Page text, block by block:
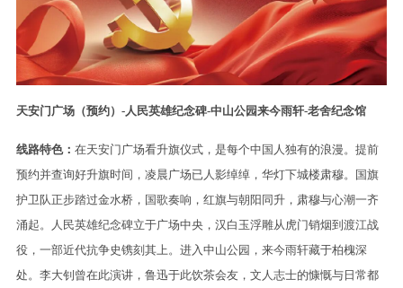
天安门广场（预约）-人民英雄纪念碑-中山公园来今雨轩-老舍纪念馆
线路特色： 在天安门广场看升旗仪式，是每个中国人独有的浪漫。提前
预约并查询好升旗时间，凌晨广场已人影绰绰，华灯下城楼肃穆。国旗
护卫队正步踏过金水桥，国歌奏响，红旗与朝阳同升，肃穆与心潮一齐
涌起。人民英雄纪念碑立于广场中央，汉白玉浮雕从虎门销烟到渡江战
役，一部近代抗争史镌刻其上。进入中山公园，来今雨轩藏于柏槐深
处。李大钊曾在此演讲，鲁迅于此饮茶会友，文人志士的慷慨与日常都